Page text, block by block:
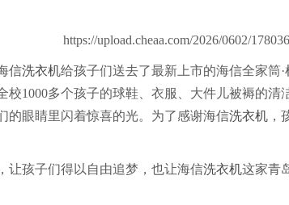
信洗衣机给孩子们送去了最新上市的海信全家筒
校1000多个孩子的球鞋、衣服、大件儿被褥的
的眼睛里闪着惊喜的光。为了感谢海信洗衣机 ，
孩子们得以自由追梦，也让海信洗衣机这家青